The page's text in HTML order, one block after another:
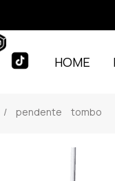
HOME
/ pendente tombo